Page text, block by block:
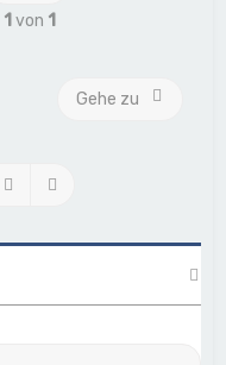
1 von 1
Gehe zu
Suche